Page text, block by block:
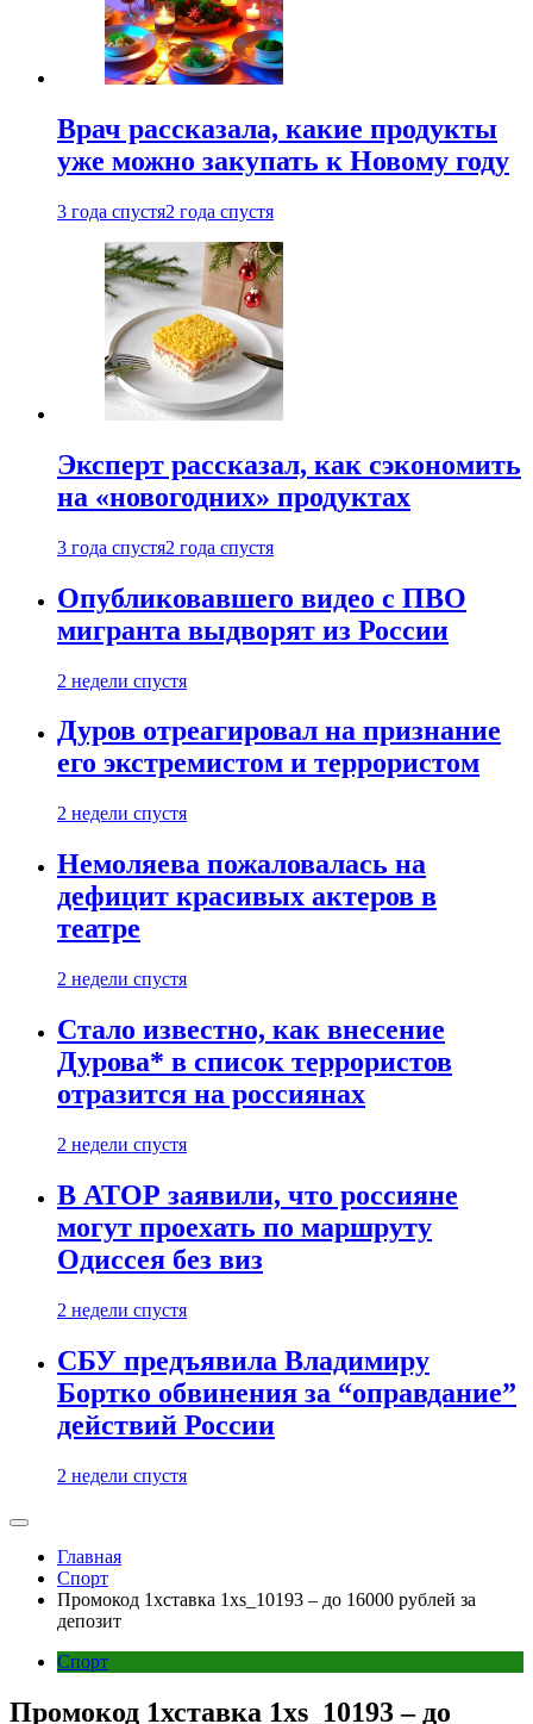
Врач рассказала, какие продукты
уже можно закупать к Новому году
3 года спустя2 года спустя
Эксперт рассказал, как сэкономить
на «новогодних» продуктах
3 года спустя2 года спустя
Опубликовавшего видео с ПВО
мигранта выдворят из России
2 недели спустя
Дуров отреагировал на признание
его экстремистом и террористом
2 недели спустя
Немоляева пожаловалась на
дефицит красивых актеров в
театре
2 недели спустя
Стало известно, как внесение
Дурова* в список террористов
отразится на россиянах
2 недели спустя
В АТОР заявили, что россияне
могут проехать по маршруту
Одиссея без виз
2 недели спустя
СБУ предъявила Владимиру
Бортко обвинения за “оправдание”
действий России
2 недели спустя
Главная
Спорт
Промокод 1хставка 1xs_10193 – до 16000 рублей за
депозит
Спорт
Промокод 1хставка 1xs_10193 – до